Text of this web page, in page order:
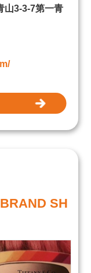
山3-3-7第一青
SH